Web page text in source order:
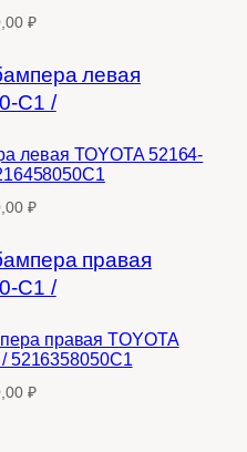
₽
левая TOYOTA 52164-
₽
правая TOYOTA
5216358050C1
₽